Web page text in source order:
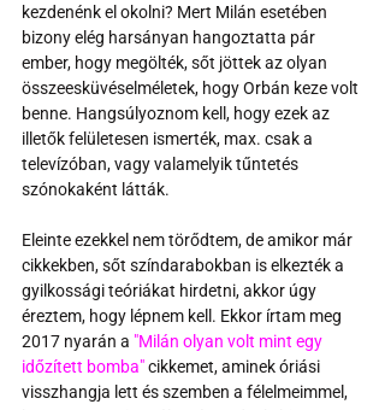
kezdenénk el okolni? Mert Milán esetében
bizony elég harsányan hangoztatta pár
ember, hogy megölték, sőt jöttek az olyan
összeesküvéselméletek, hogy Orbán keze volt
benne. Hangsúlyoznom kell, hogy ezek az
illetők felületesen ismerték, max. csak a
televízóban, vagy valamelyik tűntetés
szónokaként látták.
Eleinte ezekkel nem törődtem, de amikor már
cikkekben, sőt színdarabokban is elkezték a
gyilkossági teóriákat hirdetni, akkor úgy
éreztem, hogy lépnem kell. Ekkor írtam meg
2017 nyarán a "Milán olyan volt mint egy
időzített bomba" cikkemet, aminek óriási
visszhangja lett és szemben a félelmeimmel,